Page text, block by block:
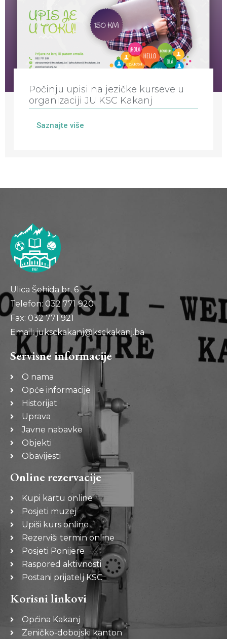
Počinju upisi na jezičke kurseve u
organizaciji JU KSC Kakanj
Saznajte više
Ulica Šehida br. 6
Telefon: 032 771 920
Fax: 032 771 921
Email: juksckakanj@ksckakanj.ba
Servisne informacije
O nama
Opće informacije
Historijat
Uprava
Javne nabavke
Objekti
Obavijesti
Online rezervacije
Kupi kartu online
Posjeti muzej
Upiši kurs online
Rezerviši termin online
Posjeti Ponijere
Raspored aktivnosti
Postani prijatelj KSC
Korisni linkovi
Općina Kakanj
Zeničko-dobojski kanton